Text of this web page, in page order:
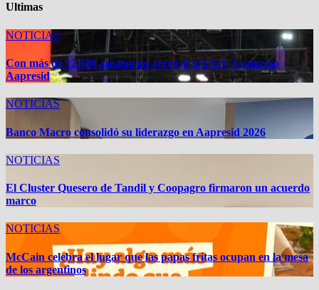
Ultimas
NOTICIAS
Con más de 12.500 asistencias cerró el XXXIV Congreso
Aapresid
NOTICIAS
Banco Macro consolidó su liderazgo en Aapresid 2026
NOTICIAS
El Cluster Quesero de Tandil y Coopagro firmaron un acuerdo
marco
NOTICIAS
McCain celebra el lugar que las papas fritas ocupan en la mesa
de los argentinos